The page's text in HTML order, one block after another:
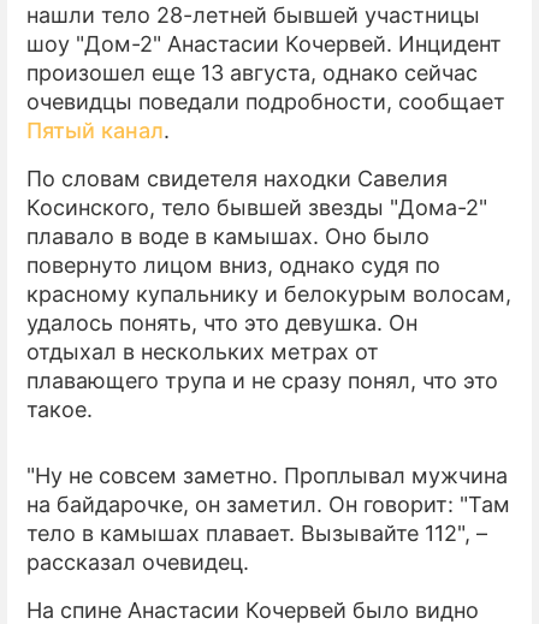
нашли тело 28-летней бывшей участницы
шоу "Дом-2" Анастасии Кочервей. Инцидент
произошел еще 13 августа, однако сейчас
очевидцы поведали подробности, сообщает
Пятый канал.
По словам свидетеля находки Савелия
Косинского, тело бывшей звезды "Дома-2"
плавало в воде в камышах. Оно было
повернуто лицом вниз, однако судя по
красному купальнику и белокурым волосам,
удалось понять, что это девушка. Он
отдыхал в нескольких метрах от
плавающего трупа и не сразу понял, что это
такое.
"Ну не совсем заметно. Проплывал мужчина
на байдарочке, он заметил. Он говорит: "Там
тело в камышах плавает. Вызывайте 112", –
рассказал очевидец.
На спине Анастасии Кочервей было видно